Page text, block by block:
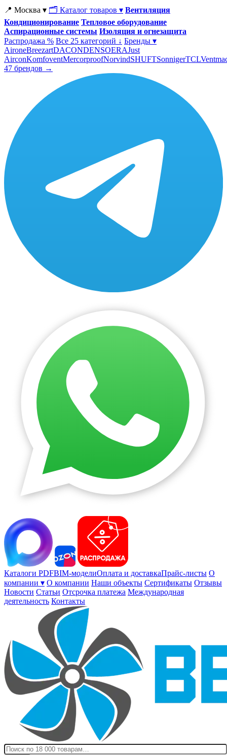
📍 Москва ▾ 🗂 Каталог товаров ▾ Вентиляция
Кондиционирование Тепловое оборудование
Аспирационные системы Изоляция и огнезащита
Распродажа % Все 25 категорий ↓ Бренды ▾
AironeBreezartDACONDENSOERAJust
AirconKomfoventMercorproofNorvindSHUFTSonnigerTCL
47 брендов →
Каталоги PDFBIM-моделиОплата и доставкаПрайс-листы О
компании ▾ О компании Наши объекты Сертификаты Отзывы
Новости Статьи Отсрочка платежа Международная
деятельность Контакты